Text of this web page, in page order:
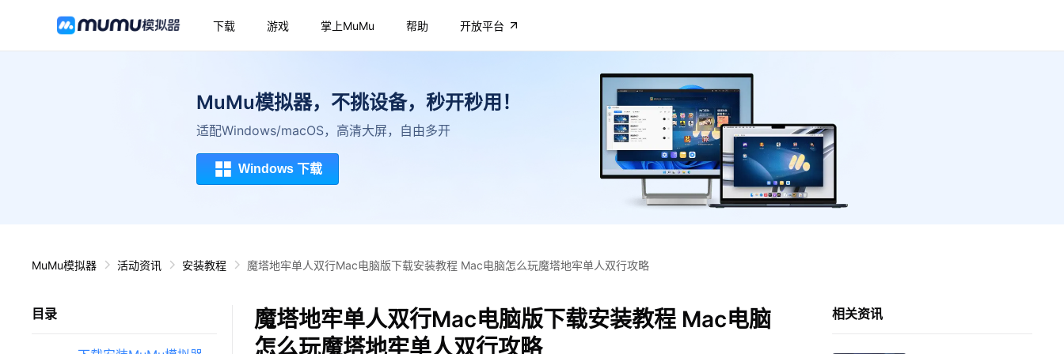
下载 游戏 掌上MuMu 帮助 开放平台
MuMu模拟器，不挑设备，秒开秒用！
适配Windows/macOS，高清大屏，自由多开
Windows 下载
MuMu模拟器 活动资讯 安装教程 魔塔地牢单人双行Mac电脑版下载安装教程 Mac电脑怎么玩魔塔地牢单人双行攻略
目录
魔塔地牢单人双行Mac电脑版下载安装教程 Mac电脑
怎么玩魔塔地牢单人双行攻略
相关资讯